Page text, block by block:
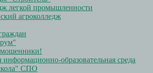
легкой промышленности
агроколледж
информационно-образовательная среда
СПО